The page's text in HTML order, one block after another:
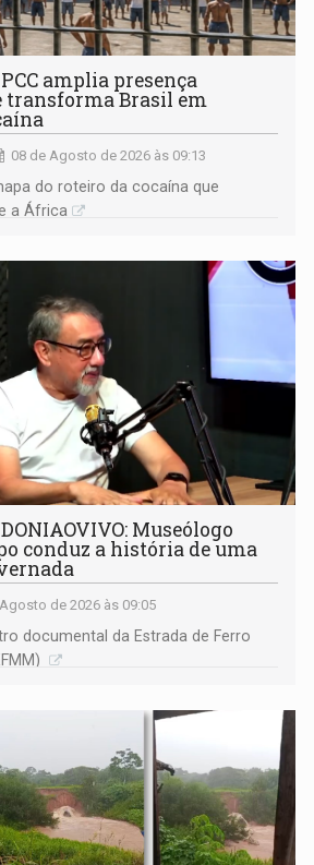
PCC amplia presença
transforma Brasil em
08 de Agosto de 2026 às 09:13
do roteiro da cocaína que
a África
Museólogo
conduz a história de uma
de 2026 às 09:05
documental da Estrada de Ferro